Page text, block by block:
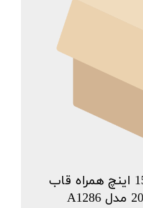
ال سی دی مک بوک پرو 15 اینچ همراه قاب